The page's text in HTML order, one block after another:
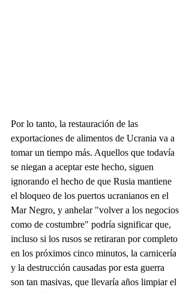
Por lo tanto, la restauración de las
exportaciones de alimentos de Ucrania va a
tomar un tiempo más. Aquellos que todavía
se niegan a aceptar este hecho, siguen
ignorando el hecho de que Rusia mantiene
el bloqueo de los puertos ucranianos en el
Mar Negro, y anhelar "volver a los negocios
como de costumbre" podría significar que,
incluso si los rusos se retiraran por completo
en los próximos cinco minutos, la carnicería
y la destrucción causadas por esta guerra
son tan masivas, que llevaría años limpiar el